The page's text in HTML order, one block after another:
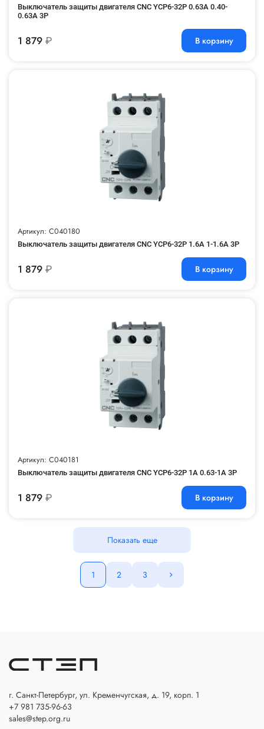
Выключатель защиты двигателя CNC YCP6-32P 0.63A 0.40-
0.63A 3P
1 879 ₽ В корзину
Артикул: C040180
Выключатель защиты двигателя CNC YCP6-32P 1.6A 1-1.6A 3P
1 879 ₽ В корзину
Артикул: C040181
Выключатель защиты двигателя CNC YCP6-32P 1A 0.63-1A 3P
1 879 ₽ В корзину
Показать еще
1 2 3
г. Санкт-Петербург, ул. Кременчугская, д. 19, корп. 1
+7 981 735-96-63
sales@step.org.ru